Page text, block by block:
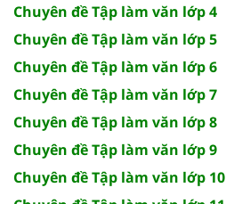
Chuyên đề Tập làm văn lớp 4
Chuyên đề Tập làm văn lớp 5
Chuyên đề Tập làm văn lớp 6
Chuyên đề Tập làm văn lớp 7
Chuyên đề Tập làm văn lớp 8
Chuyên đề Tập làm văn lớp 9
Chuyên đề Tập làm văn lớp 10